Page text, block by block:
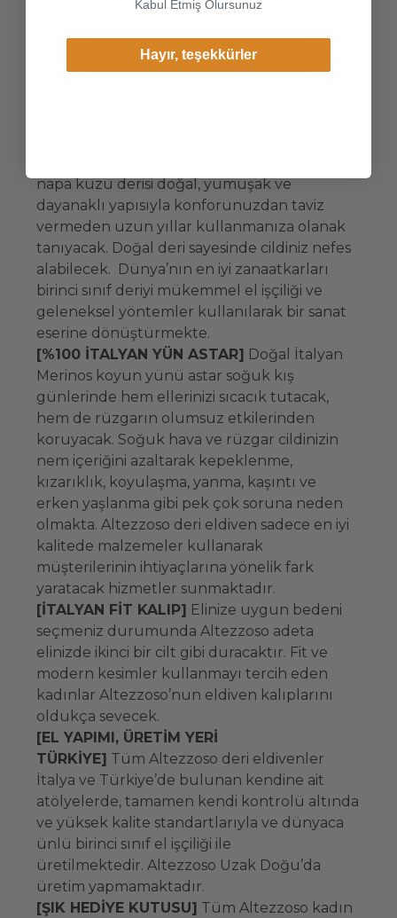
ürünlerimizin kullanılmaması şartı ile listede
olmayan beden veya başka bir ürün ile
değişimini kolaylıkla yapabilirsiniz. Pakra’dan
napa kuzu derisi doğal, yumuşak ve
dayanaklı yapısıyla konforunuzdan taviz
vermeden uzun yıllar kullanmanıza olanak
tanıyacak. Doğal deri sayesinde cildiniz nefes
alabilecek. Dünya’nın en iyi zanaatkarları
birinci sınıf deriyi mükemmel el işçiliği ve
geleneksel yöntemler kullanılarak bir sanat
eserine dönüştürmekte.
[%100 İTALYAN YÜN ASTAR] Doğal İtalyan
Merinos koyun yünü astar soğuk kış
günlerinde hem ellerinizi sıcacık tutacak,
hem de rüzgarın olumsuz etkilerinden
koruyacak. Soğuk hava ve rüzgar cildinizin
nem içeriğini azaltarak kepeklenme,
kızarıklık, koyulaşma, yanma, kaşıntı ve
erken yaşlanma gibi pek çok soruna neden
olmakta. Altezzoso deri eldiven sadece en iyi
kalitede malzemeler kullanarak
müşterilerinin ihtiyaçlarına yönelik fark
yaratacak hizmetler sunmaktadır.
[İTALYAN FİT KALIP] Elinize uygun bedeni
seçmeniz durumunda Altezzoso adeta
elinizde ikinci bir cilt gibi duracaktır. Fit ve
modern kesimler kullanmayı tercih eden
kadınlar Altezzoso’nun eldiven kalıplarını
oldukça sevecek.
[EL YAPIMI, ÜRETİM YERİ
TÜRKİYE] Tüm Altezzoso deri eldivenler
İtalya ve Türkiye’de bulunan kendine ait
atölyelerde, tamamen kendi kontrolü altında
ve yüksek kalite standartlarıyla ve dünyaca
ünlü birinci sınıf el işçiliği ile
üretilmektedir. Altezzoso Uzak Doğu’da
üretim yapmamaktadır.
[ŞIK HEDİYE KUTUSU] Tüm Altezzoso kadın
Devam
Kabul Etmiş Olursunuz
Hayır, teşekkürler